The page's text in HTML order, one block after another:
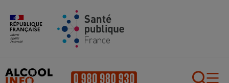
Aller au contenu principal